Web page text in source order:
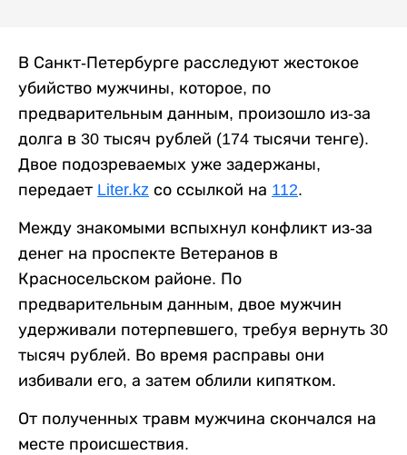
В Санкт-Петербурге расследуют жестокое
убийство мужчины, которое, по
предварительным данным, произошло из-за
долга в 30 тысяч рублей (174 тысячи тенге).
Двое подозреваемых уже задержаны,
передает Liter.kz со ссылкой на 112.
Между знакомыми вспыхнул конфликт из-за
денег на проспекте Ветеранов в
Красносельском районе. По
предварительным данным, двое мужчин
удерживали потерпевшего, требуя вернуть 30
тысяч рублей. Во время расправы они
избивали его, а затем облили кипятком.
От полученных травм мужчина скончался на
месте происшествия.